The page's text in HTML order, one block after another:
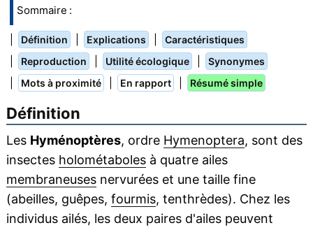
Sommaire :
Définition Explications Caractéristiques
Reproduction Utilité écologique Synonymes
Mots à proximité En rapport Résumé simple
Définition
Les Hyménoptères, ordre Hymenoptera, sont des
insectes holométabolesà quatre ailes
membraneusesnervurées et une taille fine
(abeilles, guêpes, fourmis, tenthrèdes). Chez les
individus ailés, les deux paires d'ailes peuvent